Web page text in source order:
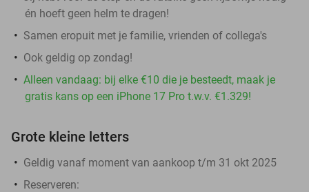
én hoeft geen helm te dragen!
Samen eropuit met je familie, vrienden of collega's
Ook geldig op zondag!
Alleen vandaag: bij elke €10 die je besteedt, maak je
gratis kans op een iPhone 17 Pro t.w.v. €1.329!
Grote kleine letters
Geldig vanaf moment van aankoop t/m 31 okt 2025
Reserveren: